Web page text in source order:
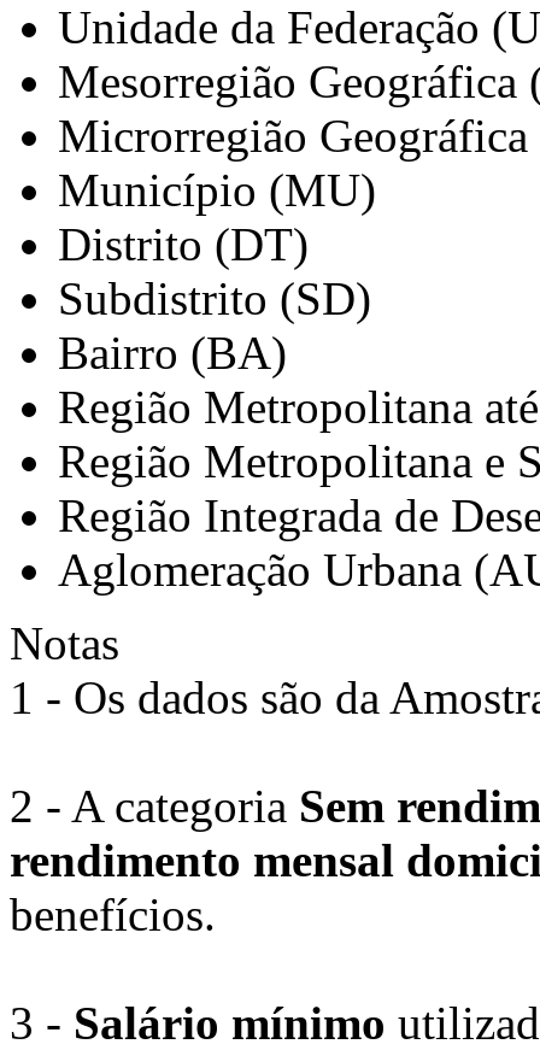
Unidade da Federação
Mesorregião Geográfica
Microrregião
Município (MU)
Distrito (DT)
Subdistrito (SD)
Bairro (BA)
Região Metropolitana
Região Metropolitana e
Região Integrada de
Aglomeração Urbana
Notas
1 - Os dados são da
2 - A categoria Sem
rendimento mensal
benefícios.
3 - Salário mínimo